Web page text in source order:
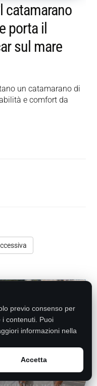
catamarano
porta il
sul mare
un catamarano di
e comfort da
previo consenso per
i contenuti. Puoi
informazioni nella
Accetta